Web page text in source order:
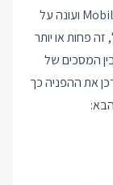
אם האתר שלכם בנוי בתור Mobile Web Application ועונה על
פחות או יותר
המסכים של
את ההפניה כך